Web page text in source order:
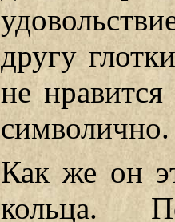
другу
не
символично.
Как же он
кольца.